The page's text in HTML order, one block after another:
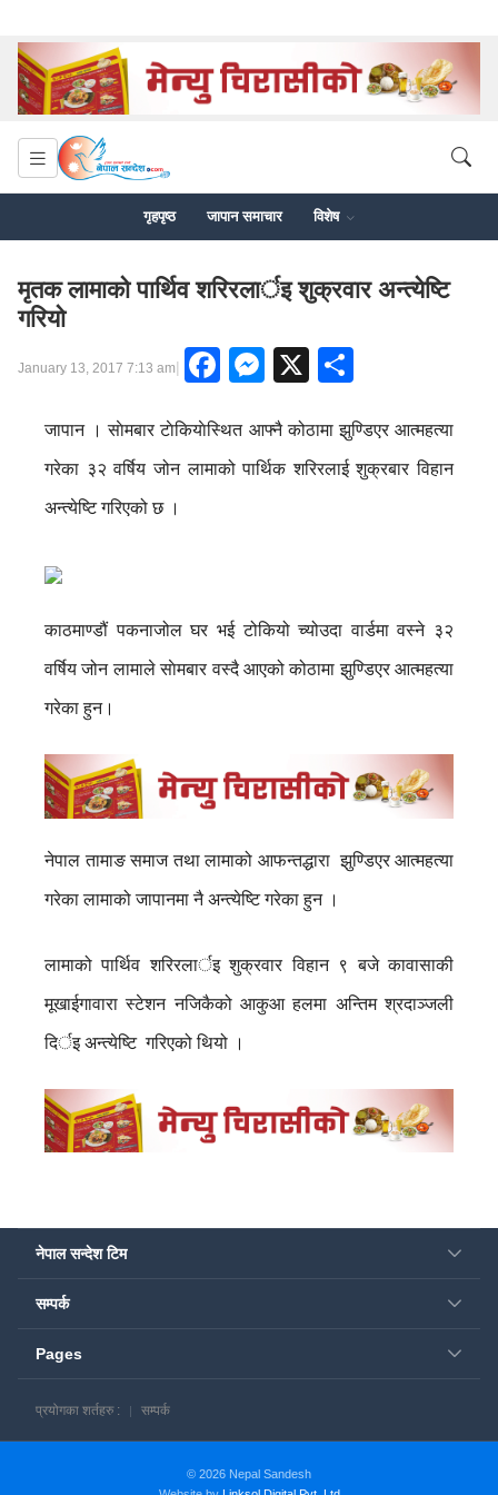
गृहपृष्ठ जापान समाचार विशेष
मृतक लामाको पार्थिव शरिरलार्इ शुक्रवार अन्त्येष्टि
गरियाे
January 13, 2017 7:13 am| Facebook
Messenger
X
जापान । साेमबार टाेकियाेस्थित आफ्नै कोठामा झुण्डिएर आत्महत्या
गरेका ३२ वर्षिय जोन लामाको पार्थिक शरिरलाई शुक्रबार विहान
अन्त्येष्टि गरिएको छ ।
काठमाण्डौं पकनाजोल घर भई टोकियो च्योउदा वार्डमा वस्ने ३२
वर्षिय जोन लामाले साेमबार वस्दै आएको कोठामा झुण्डिएर आत्महत्या
गरेका हुन।
नेपाल तामाङ समाज तथा लामाको आफन्तद्धारा झुण्डिएर आत्महत्या
गरेका लामाको जापानमा नै अन्त्येष्टि गरेका हुन ।
लामाको पार्थिव शरिरलार्इ शुक्रवार विहान ९ बजे कावासाकी
मूखाईगावारा स्टेशन नजिकैको आकुआ हलमा अन्तिम श्रदाञ्जली
दिर्इ अन्त्येष्टि गरिएको थियो ।
नेपाल सन्देश टिम
सम्पर्क
Pages
प्रयोगका शर्तहरु : सम्पर्क
© 2026 Nepal Sandesh